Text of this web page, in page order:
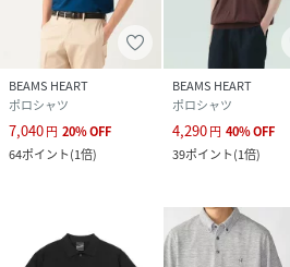
BEAMS HEART
ポロシャツ
7,040円 20%OFF
64ポイント(1倍)
BEAMS HEART
ポロシャツ
4,290円 40%OFF
39ポイント(1倍)